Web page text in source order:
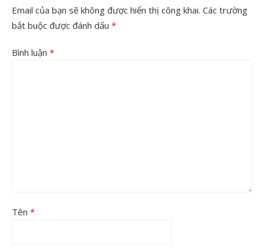
Email của bạn sẽ không được hiển thị công khai. Các trường
bắt buộc được đánh dấu *
Bình luận *
Tên *